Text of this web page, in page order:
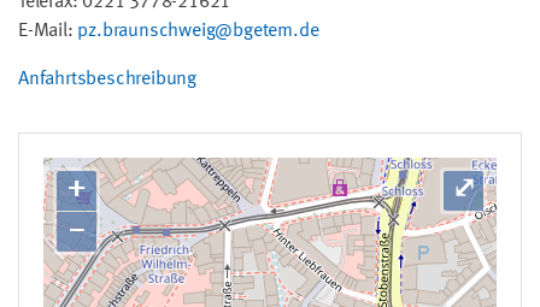
E-Mail: pz.braunschweig@bgetem.de
Anfahrtsbeschreibung
+
−
⤢